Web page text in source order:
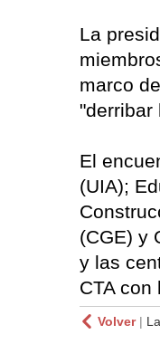
La
marco
"derribar
El
(UIA);
(CGE) y
y las
CTA con
Volver|